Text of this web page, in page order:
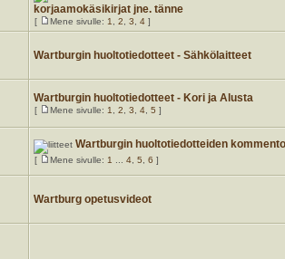
korjaamokäsikirjat jne. tänne
[ Mene sivulle: 1 2 3 4]
Wartburgin huoltotiedotteet - Sähkölaitteet
Wartburgin huoltotiedotteet - Kori ja Alusta
[ Mene sivulle: 1 2 3 4, 5 ]
Wartburgin huoltotiedotteiden
[ Mene sivulle: 1 4, 5 6 ]
Wartburg opetusvideot